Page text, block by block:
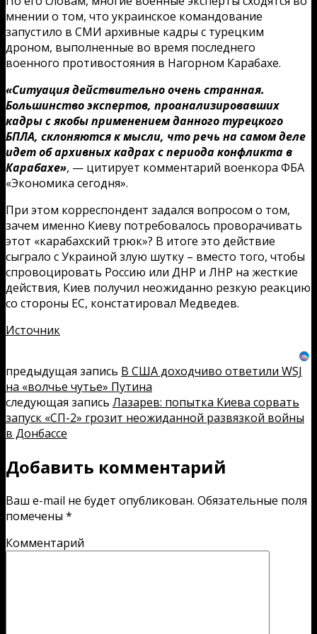
мнении о том, что украинское командование
запустило в СМИ архивные кадры с турецким
дроном, выполненные во время последнего
военного противостояния в Нагорном Карабахе.
«Ситуация действительно очень странная.
Большинство экспертов, проанализировавших
кадры с якобы применением данного турецкого
БПЛА, склоняются к мысли, что речь на самом деле
идет об архивных кадрах с периода конфликта в
Карабахе», — цитирует комментарий военкора ФБА
«Экономика сегодня».
При этом корреспондент задался вопросом о том,
зачем именно Киеву потребовалось проворачивать
этот «карабахский трюк»? В итоге это действие
сыграло с Украиной злую шутку – вместо того, чтобы
спровоцировать Россию или ДНР и ЛНР на жесткие
действия, Киев получил неожиданно резкую реакцию
со стороны ЕС, констатировал Медведев.
Источник
предыдущая запись В США доходчиво ответили WSJ
на «волчье чутье» Путина
следующая запись Лазарев: попытка Киева сорвать
запуск «СП-2» грозит неожиданной развязкой войны
в Донбассе
Добавить комментарий
Ваш e-mail не будет опубликован. Обязательные поля
помечены *
Комментарий